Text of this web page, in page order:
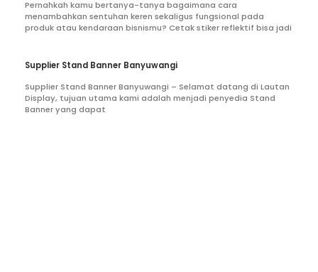
Pernahkah kamu bertanya-tanya bagaimana cara
menambahkan sentuhan keren sekaligus fungsional pada
produk atau kendaraan bisnismu? Cetak stiker reflektif bisa jadi
Supplier Stand Banner Banyuwangi
Supplier Stand Banner Banyuwangi – Selamat datang di Lautan
Display, tujuan utama kami adalah menjadi penyedia Stand
Banner yang dapat